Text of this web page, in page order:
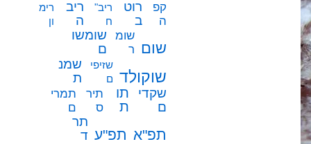
קפ
ה
רוט
ב
ריב"
ח
ריב
ה
רימ
ון
שום
שומ
ר
שומשו
ם
שוקולד
שזיפי
ם
שמנ
ת
שקדי
ם
תו
ת
תיר
ס
תמרי
ם
תפ"א תפ"ע
תר
ד